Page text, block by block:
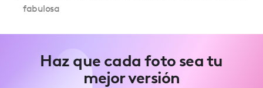
fabulosa
Haz que cada foto sea tu
mejor versión